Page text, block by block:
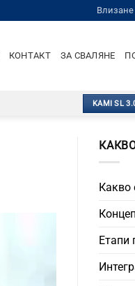
Влизане
КОНТАКТ ЗА СВАЛЯНЕ
KAMI SL
Какво
Етапи